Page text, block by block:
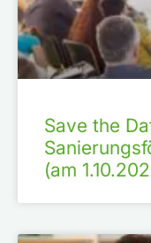
Save the
(am